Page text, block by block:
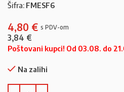
Šifra: FMESF6
4,80 €
3,84 €
Poštovani kupci! Od 03.08. do
Na zalihi